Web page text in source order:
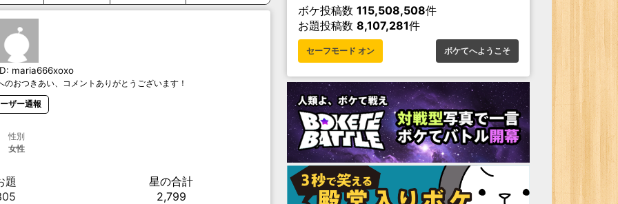
maria666xoxo
おつきあい、コメントありがとうございます！
ザー通報
性別
女性
題
星の合計
2,799
ボケ投稿数 115,508,508件
お題投稿数 8,107,281件
セーフモード オン ボケてへようこそ